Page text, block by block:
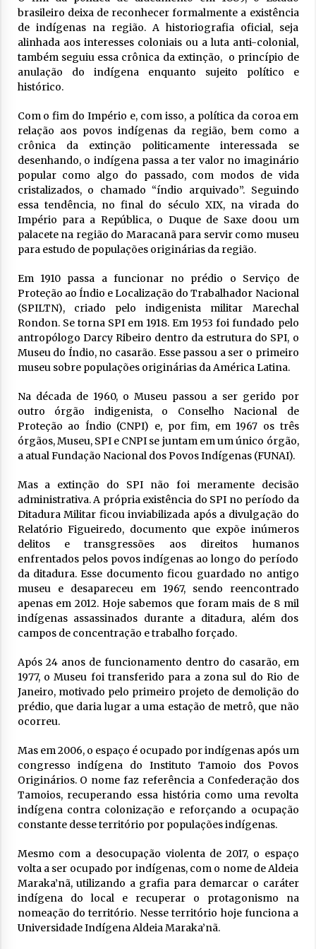
brasileiro deixa de reconhecer formalmente a existência
de indígenas na região. A historiografia oficial, seja
alinhada aos interesses coloniais ou a luta anti-colonial,
também seguiu essa crônica da extinção, o princípio de
anulação do indígena enquanto sujeito político e
histórico.
Com o fim do Império e, com isso, a política da coroa em
relação aos povos indígenas da região, bem como a
crônica da extinção politicamente interessada se
desenhando, o indígena passa a ter valor no imaginário
popular como algo do passado, com modos de vida
cristalizados, o chamado “índio arquivado”. Seguindo
essa tendência, no final do século XIX, na virada do
Império para a República, o Duque de Saxe doou um
palacete na região do Maracanã para servir como museu
para estudo de populações originárias da região.
Em 1910 passa a funcionar no prédio o Serviço de
Proteção ao Índio e Localização do Trabalhador Nacional
(SPILTN), criado pelo indigenista militar Marechal
Rondon. Se torna SPI em 1918. Em 1953 foi fundado pelo
antropólogo Darcy Ribeiro dentro da estrutura do SPI, o
Museu do Índio, no casarão. Esse passou a ser o primeiro
museu sobre populações originárias da América Latina.
Na década de 1960, o Museu passou a ser gerido por
outro órgão indigenista, o Conselho Nacional de
Proteção ao Índio (CNPI) e, por fim, em 1967 os três
órgãos, Museu, SPI e CNPI se juntam em um único órgão,
a atual Fundação Nacional dos Povos Indígenas (FUNAI).
Mas a extinção do SPI não foi meramente decisão
administrativa. A própria existência do SPI no período da
Ditadura Militar ficou inviabilizada após a divulgação do
Relatório Figueiredo, documento que expõe inúmeros
delitos e transgressões aos direitos humanos
enfrentados pelos povos indígenas ao longo do período
da ditadura. Esse documento ficou guardado no antigo
museu e desapareceu em 1967, sendo reencontrado
apenas em 2012. Hoje sabemos que foram mais de 8 mil
indígenas assassinados durante a ditadura, além dos
campos de concentração e trabalho forçado.
Após 24 anos de funcionamento dentro do casarão, em
1977, o Museu foi transferido para a zona sul do Rio de
Janeiro, motivado pelo primeiro projeto de demolição do
prédio, que daria lugar a uma estação de metrô, que não
ocorreu.
Mas em 2006, o espaço é ocupado por indígenas após um
congresso indígena do Instituto Tamoio dos Povos
Originários. O nome faz referência a Confederação dos
Tamoios, recuperando essa história como uma revolta
indígena contra colonização e reforçando a ocupação
constante desse território por populações indígenas.
Mesmo com a desocupação violenta de 2017, o espaço
volta a ser ocupado por indígenas, com o nome de Aldeia
Maraka’nã, utilizando a grafia para demarcar o caráter
indígena do local e recuperar o protagonismo na
nomeação do território. Nesse território hoje funciona a
Universidade Indígena Aldeia Maraka’nã.